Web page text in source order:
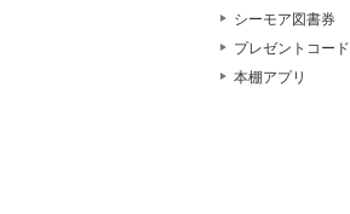
シーモア図書券
プレゼントコード
本棚アプリ